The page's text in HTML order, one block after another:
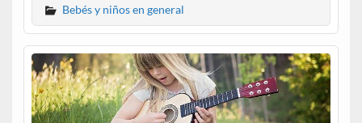
Bebés y niños en general